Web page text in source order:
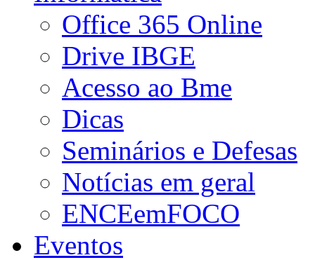
Office 365 Online
Drive IBGE
Acesso ao Bme
Dicas
Seminários e Defesas
Notícias em geral
ENCEemFOCO
Eventos